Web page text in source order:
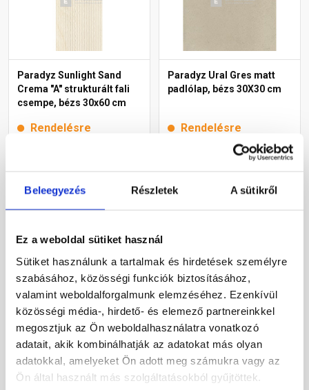
Beleegyezés Részletek A sütikről
Ez a weboldal sütiket használ
Sütiket használunk a tartalmak és hirdetések személyre
szabásához, közösségi funkciók biztosításához,
valamint weboldalforgalmunk elemzéséhez. Ezenkívül
közösségi média-, hirdető- és elemező partnereinkkel
megosztjuk az Ön weboldalhasználatra vonatkozó
adatait, akik kombinálhatják az adatokat más olyan
adatokkal, amelyeket Ön adott meg számukra vagy az
Ön által használt más szolgáltatásokból gyűjtöttek.
Paradyz Sunlight Sand
Crema "A" strukturált fali
csempe, bézs 30x60 cm
Rendelésre
Megnézem
Paradyz Ural Gres matt
padlólap, bézs 30X30 cm
Rendelésre
Paradyz Synergy Beige fali
csempe, bézs 30x60 cm
Paradyz Sunlight Stone
Beige fali csempe, bézs